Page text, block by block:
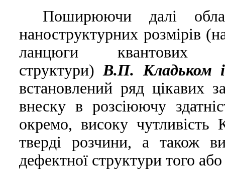
Поширюючи далi
наноструктурних розмiрiв
ланцюги квантових
структури)В.П. Кладьком
встановлений ряд цiкавих
внеску в розсiюючу
окремо, високу
твердi розчини, а також
дефектної структури того